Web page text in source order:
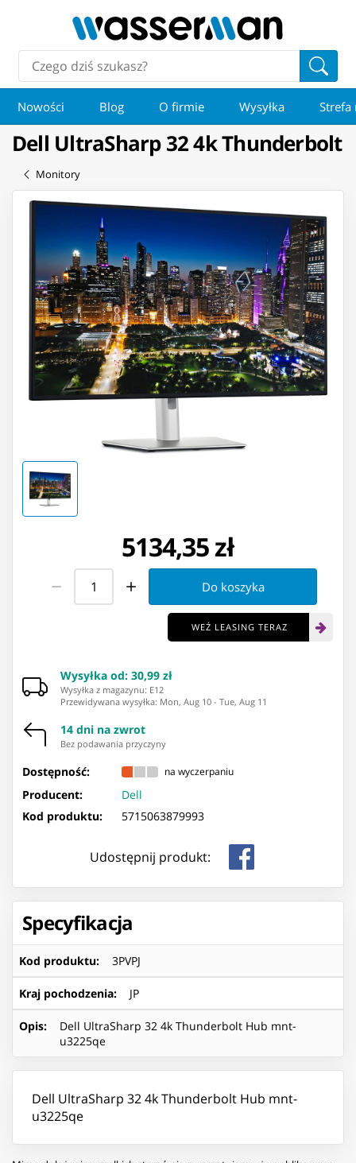
Nowości Blog O firmie Wysyłka Strefa
Dell UltraSharp 32 4k Thunderbolt
Monitory
5134,35 zł
Do koszyka
WEŹ LEASING TERAZ
Wysyłka od: 30,99 zł
Wysyłka z magazynu: ⁨E12⁩
Przewidywana wysyłka: Mon, Aug 10 - Tue, Aug 11
14 dni na zwrot
Bez podawania przyczyny
Dostępność: na wyczerpaniu
Producent:
Dell
Kod produktu:
5715063879993
Udostępnij produkt:
Specyfikacja
Kod produktu: 3PVPJ
Kraj pochodzenia: JP
Opis:
Dell UltraSharp 32 4k Thunderbolt Hub mnt-
u3225qe
Dell UltraSharp 32 4k Thunderbolt Hub mnt-
u3225qe